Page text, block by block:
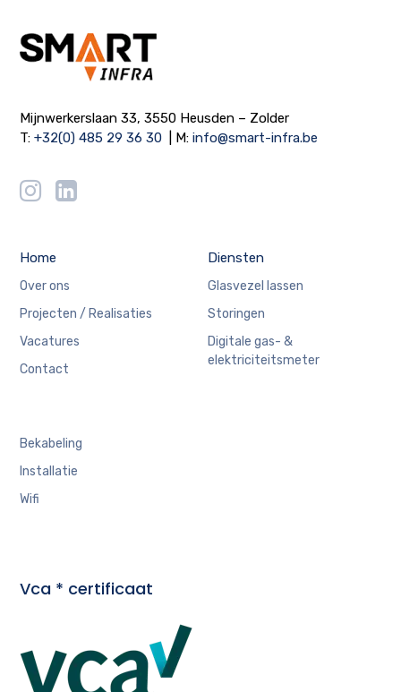
Mijnwerkerslaan 33, 3550 Heusden – Zolder
T:+32(0) 485 29 36 30 | M:info@smart-infra.be
Home
Over ons
Projecten / Realisaties
Vacatures
Contact
Diensten
Glasvezel lassen
Storingen
Digitale gas- &
elektriciteitsmeter
Bekabeling
Installatie
Wifi
Vca * certificaat